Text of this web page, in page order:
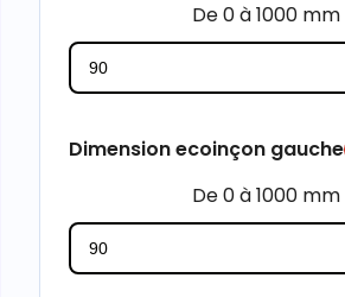
De 0 à 1000 mm
Dimension ecoinçon gauche
De 0 à 1000 mm